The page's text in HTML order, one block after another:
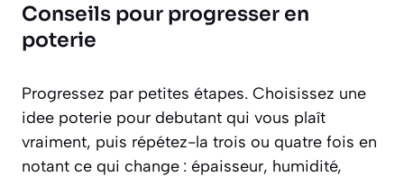
Conseils pour progresser en
poterie
Progressez par petites étapes. Choisissez une
idee poterie pour debutant qui vous plaît
vraiment, puis répétez-la trois ou quatre fois en
notant ce qui change : épaisseur, humidité,